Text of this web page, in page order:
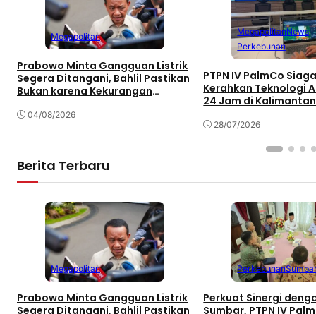
Megapolitan
Prabowo Minta Gangguan Listrik
Segera Ditangani, Bahlil Pastikan
Bukan karena Kekurangan
04/08/2026
MegapolitanNews
Perkebunan
PTPN IV PalmCo
Kerahkan Teknologi
24 Jam di Kalimantan
28/07/2026
Berita Terbaru
Megapolitan
Prabowo Minta Gangguan Listrik
Segera Ditangani, Bahlil Pastikan
Perkebunan
Perkuat Sinergi
Sumbar, PTPN IV